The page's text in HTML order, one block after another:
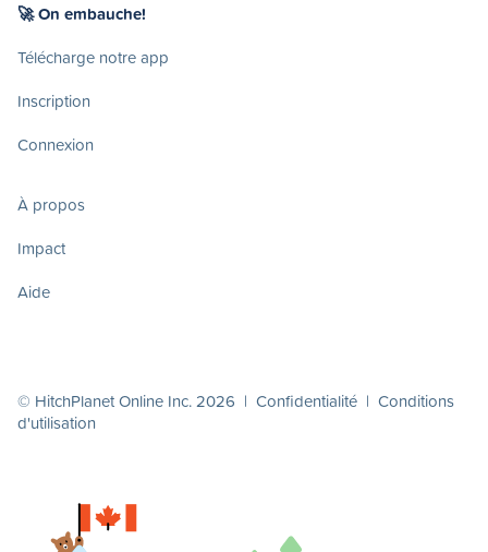
🚀 On embauche!
Télécharge notre app
Inscription
Connexion
À propos
Impact
Aide
© HitchPlanet Online Inc. 2026 | Confidentialité | Conditions
d'utilisation